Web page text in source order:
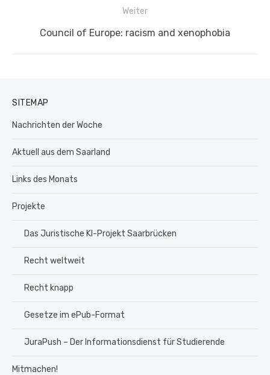
Weiter
Nächster
Council of Europe: racism and xenophobia
SITEMAP
Nachrichten der Woche
Aktuell aus dem Saarland
Links des Monats
Projekte
Das Juristische KI-Projekt Saarbrücken
Recht weltweit
Recht knapp
Gesetze im ePub-Format
JuraPush – Der Informationsdienst für Studierende
Mitmachen!